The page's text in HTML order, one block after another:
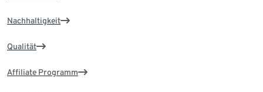
Nachhaltigkeit
Qualität
Affiliate Programm